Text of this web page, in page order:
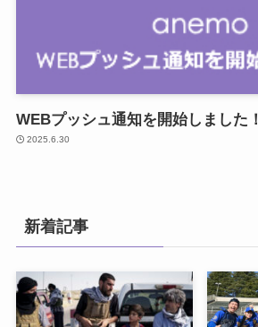
WEBプッシュ通知を開始しました！
2025.6.30
新着記事